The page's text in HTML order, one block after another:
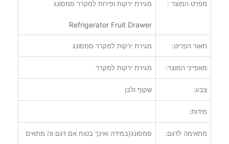
מפרט המוצר : מגירת ירקות ופירות למקרר סמסונג
Refrigerator Fruit Drawer
תאור הפריט: מגירת ירקות למקרר סמסונג
מאפייני המוצר: מגירת ירקות למקרר
צבע: שקוף ולבן
מידות:
מתאימה לדגם:
סמסונג(במידה ואינך בטוח אם דגם זה מתאים